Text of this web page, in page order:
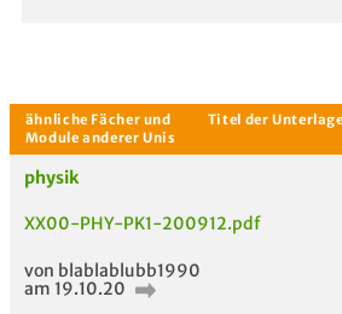
physik
XX00-PHY-PK1-200912.pdf
von blablablubb1990
am 19.10.20